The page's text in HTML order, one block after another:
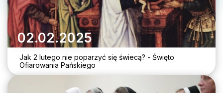
02.02.2025
Jak 2 lutego nie poparzyć się świecą? - Święto
Ofiarowania Pańskiego